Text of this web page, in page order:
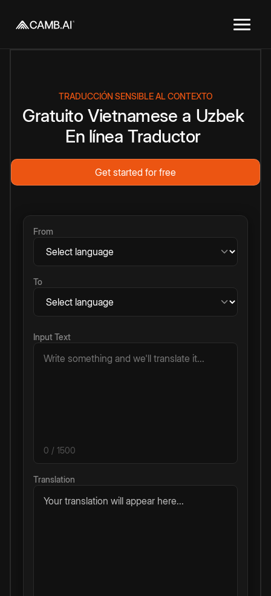
TRADUCCIÓN SENSIBLE AL CONTEXTO
Gratuito Vietnamese a Uzbek
En línea Traductor
Get started for free
From
To
Input Text
0 / 1500
Translation
Your translation will appear here...